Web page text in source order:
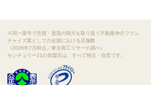
※同一屋号で売買・賃貸の両方を取り扱う不動産仲介フラン
チャイズ業としての全国における店舗数
（2026年7月時点／東京商工リサーチ調べ）
センチュリー21の加盟店は、すべて独立・自営です。